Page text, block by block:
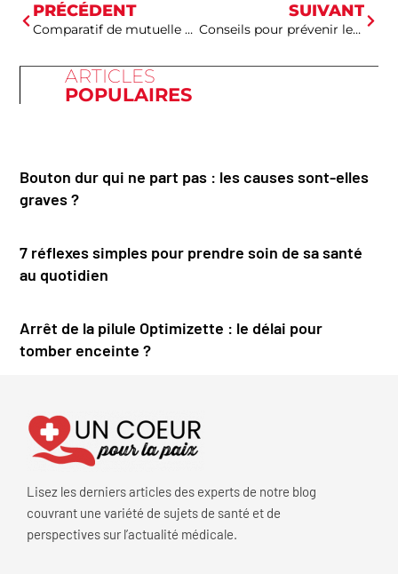
PRÉCÉDENT
Comparatif de mutuelle en ligne : trouvez la meilleure offre
SUIVANT
Conseils pour prévenir les poussées de dermite séborrhéique
ARTICLES
POPULAIRES
Bouton dur qui ne part pas : les causes sont-elles
graves ?
7 réflexes simples pour prendre soin de sa santé
au quotidien
Arrêt de la pilule Optimizette : le délai pour
tomber enceinte ?
Lisez les derniers articles des experts de notre blog
couvrant une variété de sujets de santé et de
perspectives sur l’actualité médicale.